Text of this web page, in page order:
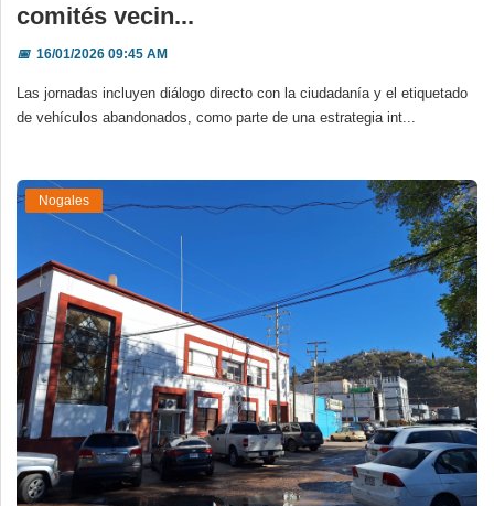
comités vecin...
📅16/01/2026 09:45 AM
Las jornadas incluyen diálogo directo con la ciudadanía y el etiquetado
de vehículos abandonados, como parte de una estrategia int...
Nogales